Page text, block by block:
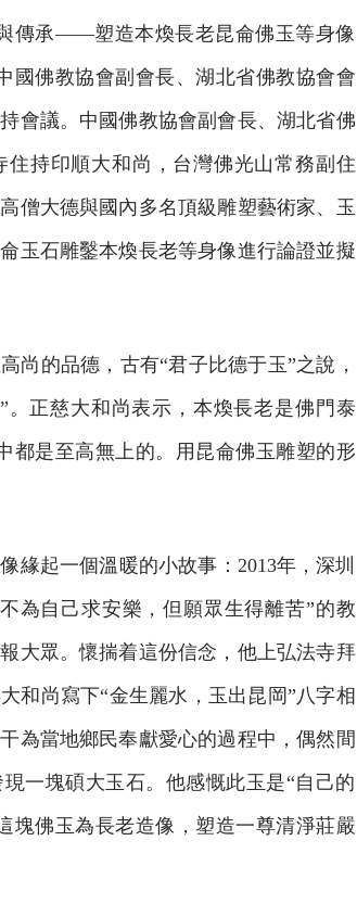
傳承——塑造本煥長老昆侖佛玉等身像
國佛教協會副會長、湖北省佛教協會會
會議。中國佛教協會副會長、湖北省佛
持印順大和尚，台灣佛光山常務副住
僧大德與國內多名頂級雕塑藝術家、玉
玉石雕鑿本煥長老等身像進行論證並擬
的品德，古有“君子比德于玉”之說，
。正慈大和尚表示，本煥長老是佛門泰
都是至高無上的。用昆侖佛玉雕塑的形
起一個溫暖的小故事：2013年，深圳
為自己求安樂，但願眾生得離苦”的教
大眾。懷揣着這份信念，他上弘法寺拜
和尚寫下“金生麗水，玉出昆岡”八字相
為當地鄉民奉獻愛心的過程中，偶然間
一塊碩大玉石。他感慨此玉是“自己的
塊佛玉為長老造像，塑造一尊清淨莊嚴